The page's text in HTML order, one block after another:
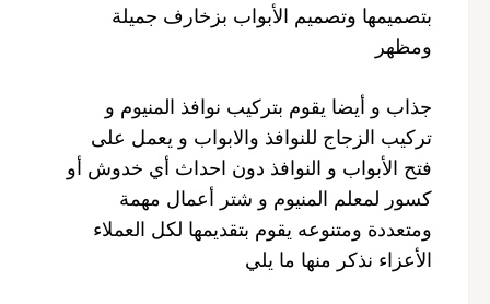
بتصميمها وتصميم الأبواب بزخارف جميلة
ومظهر
جذاب و أيضا يقوم بتركيب نوافذ المنيوم و
تركيب الزجاج للنوافذ والابواب و يعمل على
فتح الأبواب و النوافذ دون احداث أي خدوش أو
كسور لمعلم المنيوم و شتر أعمال مهمة
ومتعددة ومتنوعه يقوم بتقديمها لكل العملاء
الأعزاء نذكر منها ما يلي